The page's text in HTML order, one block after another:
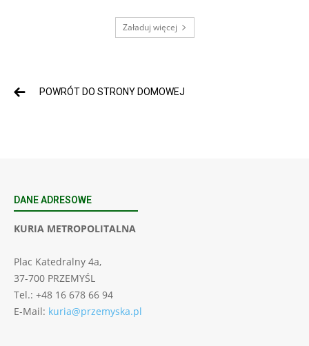
Załaduj więcej
POWRÓT DO STRONY DOMOWEJ
DANE ADRESOWE
KURIA METROPOLITALNA
Plac Katedralny 4a,
37-700 PRZEMYŚL
Tel.: +48 16 678 66 94
E-Mail: kuria@przemyska.pl